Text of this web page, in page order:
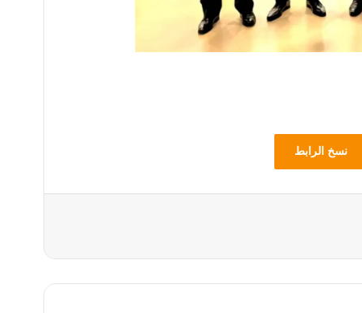
نسخ الرابط